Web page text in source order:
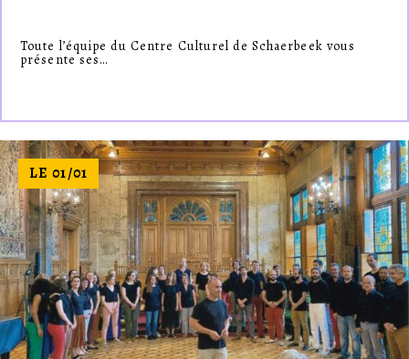
Toute l’équipe du Centre Culturel de Schaerbeek vous
présente ses…
LE 01/01